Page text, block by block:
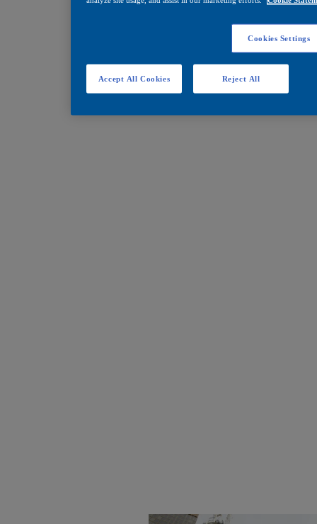
Cookies Settings
Reject All
Accept All Cookies